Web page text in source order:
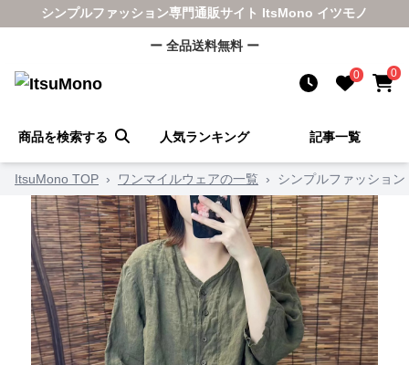
シンプルファッション専門通販サイト ItsMono イツモノ
ー 全品送料無料 ー
0 0
商品を検索する 人気ランキング 記事一覧
ItsuMono TOP › ワンマイルウェアの一覧 › シンプルファッショ